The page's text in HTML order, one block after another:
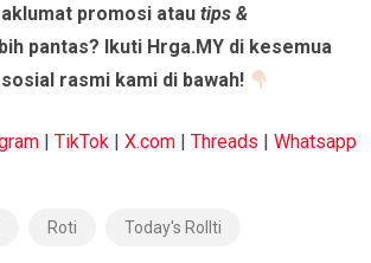
promosi atau tips &
pantas? Ikuti Hrga.MY di kesemua
rasmi kami di bawah!
TikTok X.com Threads Whatsapp
Roti Today's Rollti